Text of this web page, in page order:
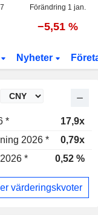
Förändring 1 jan.
−5,51 %
Nyheter
* 17,9x
2026 * 0,79x
* 0,52 %
värderingskvoter